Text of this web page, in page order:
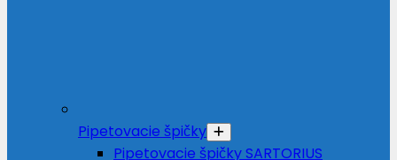
Pipetovacie špičky
Pipetovacie špičky SARTORIUS